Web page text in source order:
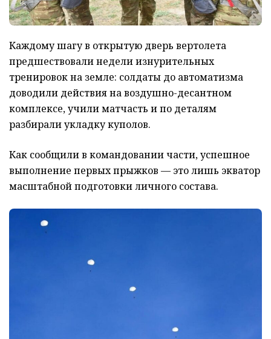
Каждому шагу в открытую дверь вертолета
предшествовали недели изнурительных
тренировок на земле: солдаты до автоматизма
доводили действия на воздушно-десантном
комплексе, учили матчасть и по деталям
разбирали укладку куполов.
Как сообщили в командовании части, успешное
выполнение первых прыжков — это лишь экватор
масштабной подготовки личного состава.